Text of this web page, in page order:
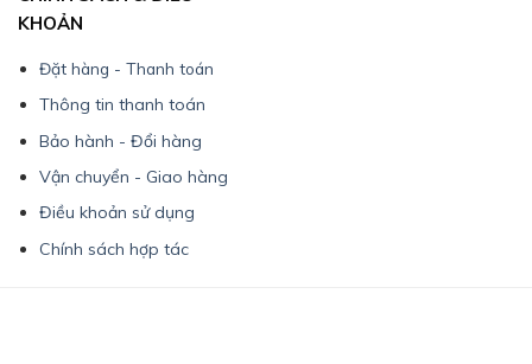
KHOẢN
Đặt hàng - Thanh toán
Thông tin thanh toán
Bảo hành - Đổi hàng
Vận chuyển - Giao hàng
Điều khoản sử dụng
Chính sách hợp tác